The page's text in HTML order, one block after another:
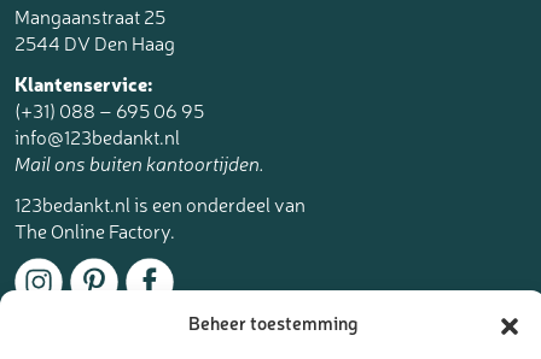
Beheer toestemming
Mangaanstraat 25
2544 DV Den Haag
Klantenservice:
(+31) 088 – 695 06 95
info@123bedankt.nl
Mail ons buiten kantoortijden.
123bedankt.nl is een onderdeel van
The Online Factory.